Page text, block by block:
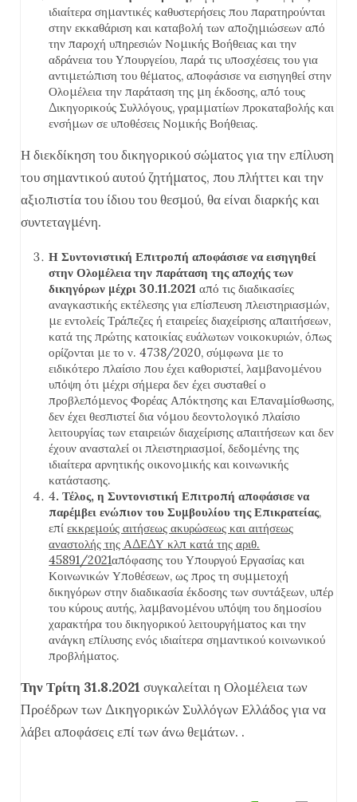
ιδιαίτερα σημαντικές καθυστερήσεις που παρατηρούνται
στην εκκαθάριση και καταβολή των αποζημιώσεων από
την παροχή υπηρεσιών Νομικής Βοήθειας και την
αδράνεια του Υπουργείου, παρά τις υποσχέσεις του για
αντιμετώπιση του θέματος, αποφάσισε να εισηγηθεί στην
Ολομέλεια την παράταση της μη έκδοσης, από τους
Δικηγορικούς Συλλόγους, γραμματίων προκαταβολής και
ενσήμων σε υποθέσεις Νομικής Βοήθειας.
Η διεκδίκηση του δικηγορικού σώματος για την επίλυση
του σημαντικού αυτού ζητήματος, που πλήττει και την
αξιοπιστία του ίδιου του θεσμού, θα είναι διαρκής και
συντεταγμένη.
Η Συντονιστική Επιτροπή αποφάσισε να εισηγηθεί
στην Ολομέλεια την παράταση της αποχής των
δικηγόρων μέχρι 30.11.2021από τις διαδικασίες
αναγκαστικής εκτέλεσης για επίσπευση πλειστηριασμών,
με εντολείς Τράπεζες ή εταιρείες διαχείρισης απαιτήσεων,
κατά της πρώτης κατοικίας ευάλωτων νοικοκυριών, όπως
ορίζονται με το ν. 4738/2020, σύμφωνα με το
ειδικότερο πλαίσιο που έχει καθοριστεί, λαμβανομένου
υπόψη ότι μέχρι σήμερα δεν έχει συσταθεί ο
προβλεπόμενος Φορέας Απόκτησης και Επαναμίσθωσης,
δεν έχει θεσπιστεί δια νόμου δεοντολογικό πλαίσιο
λειτουργίας των εταιρειών διαχείρισης απαιτήσεων και δεν
έχουν ανασταλεί οι πλειστηριασμοί, δεδομένης της
ιδιαίτερα αρνητικής οικονομικής και κοινωνικής
κατάστασης.
4. Τέλος, η Συντονιστική Επιτροπή αποφάσισε να
παρέμβει ενώπιον του Συμβουλίου της Επικρατείας,
επίεκκρεμούς αιτήσεως ακυρώσεως και αιτήσεως
αναστολής της ΑΔΕΔΥ κλπ κατά της αριθ.
45891/2021απόφασης του Υπουργού Εργασίας και
Κοινωνικών Υποθέσεων, ως προς τη συμμετοχή
δικηγόρων στην διαδικασία έκδοσης των συντάξεων, υπέρ
του κύρους αυτής, λαμβανομένου υπόψη του δημοσίου
χαρακτήρα του δικηγορικού λειτουργήματος και την
ανάγκη επίλυσης ενός ιδιαίτερα σημαντικού κοινωνικού
προβλήματος.
Την Τρίτη 31.8.2021 συγκαλείται η Ολομέλεια των
Προέδρων των Δικηγορικών Συλλόγων Ελλάδος για να
λάβει αποφάσεις επί των άνω θεμάτων. .